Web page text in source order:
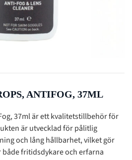
ANTIFOG, 37ML
37ml är ett kvalitetstillbehör för
är utvecklad för pålitlig
och lång hållbarhet, vilket gör
fritidsdykare och erfarna